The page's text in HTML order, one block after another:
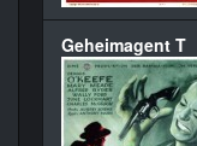
Geheimagent T